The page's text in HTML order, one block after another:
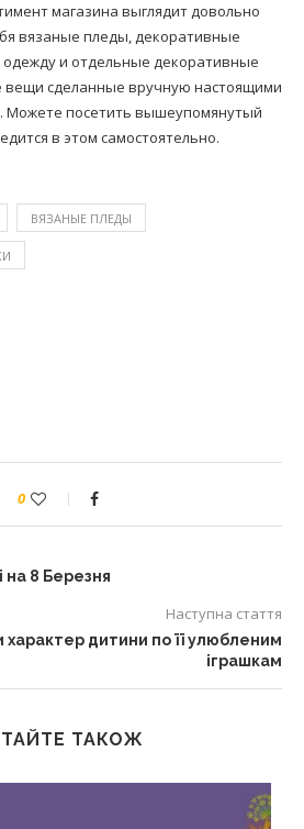
магазина выглядит довольно
вязаные пледы, декоративные
и отдельные декоративные
вещи сделанные вручную настоящими
Можете посетить вышеупомянутый
в этом самостоятельно.
ВЯЗАНЫЕ ПЛЕДЫ
0
8 Березня
Наступна стаття
характер дитини по її улюбленим
іграшкам
ТАКОЖ